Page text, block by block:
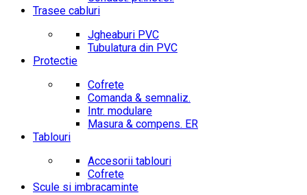
Trasee cabluri
Jgheaburi PVC
Tubulatura din PVC
Protectie
Cofrete
Comanda & semnaliz.
Intr. modulare
Masura & compens. ER
Tablouri
Accesorii tablouri
Cofrete
Scule si imbracaminte